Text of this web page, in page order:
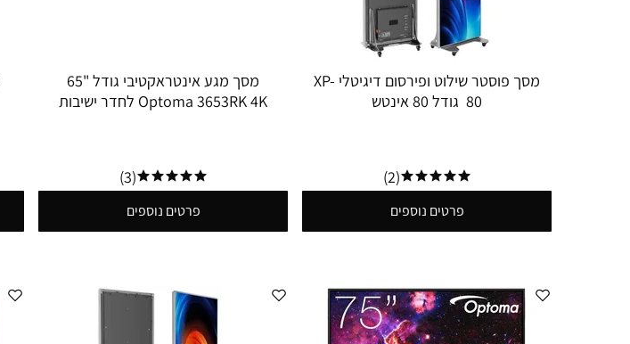
מסך פוסטר שילוט ופירסום דיגיטלי XP-
80 גודל 80 אינטש
(2)
פרטים נוספים
מסך מגע אינטראקטיבי גודל "65
Optoma 3653RK 4K לחדר ישיבות
(3)
פרטים נוספים